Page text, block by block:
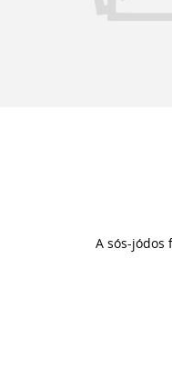
A sós-